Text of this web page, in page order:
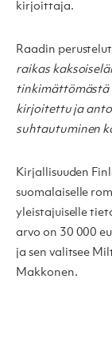
kirjoittaja.
Raadin
raikas
tinkimättömästä
kirjoitettu ja
suhtautuminen
Kirjallisuuden
suomalaiselle
yleistajuiselle
arvo on 30 000
ja sen valitsee
Makkonen.